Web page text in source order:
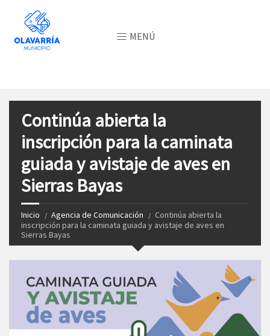
MENÚ
Continúa abierta la
inscripción para la caminata
guiada y avistaje de aves en
Sierras Bayas
Inicio Agencia de Comunicación
Continúa abierta la
inscripción para la caminata guiada y avistaje de aves en
Sierras Bayas